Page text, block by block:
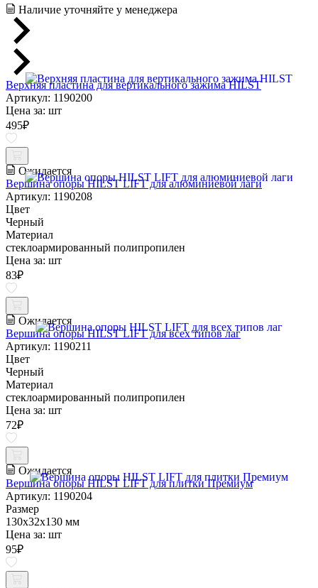
Наличие уточняйте у менеджера
Верхняя пластина для вертикального зажима HILST
Артикул: 1190200
Цена за: шт
495₽
Ожидается
Вершина опоры HILST LIFT для алюминиевой лаги
Артикул: 1190208
Цвет
Черный
Материал
стеклоармированный полипропилен
Цена за: шт
83₽
Ожидается
Вершина опоры HILST LIFT для всех типов лаг
Артикул: 1190211
Цвет
Черный
Материал
стеклоармированный полипропилен
Цена за: шт
72₽
Ожидается
Вершина опоры HILST LIFT для плитки Премиум
Артикул: 1190204
Размер
130х32х130 мм
Цена за: шт
95₽